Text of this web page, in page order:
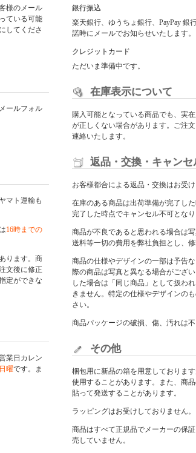
様のメール
ている可能
してくださ
ールフォル
マト運輸も
16時までの
ります。商
文後に修正
定ができな
業日カレン
曜です。ま
銀行振込
楽天銀行、ゆうちょ銀行、PayPay 銀
諾時にメールでお知らせいたします。
クレジットカード
ただいま準備中です。
在庫表示について
購入可能となっている商品でも、実
が正しくない場合があります。ご注
連絡いたします。
返品・交換・キャンセ
お客様都合による返品・交換はお受け
在庫のある商品は出荷準備が完了し
完了した時点でキャンセル不可となり
商品が不良であると思われる場合は
送料等一切の費用を弊社負担とし、
商品の仕様やデザインの一部は予告
際の商品は写真と異なる場合がござ
した場合は「同じ商品」として扱わ
きません。特定の仕様やデザインの
さい。
商品パッケージの破損、傷、汚れは不
その他
梱包用に新品の箱を用意しておりま
使用することがあります。また、商
貼って発送することがあります。
ラッピングはお受けしておりません。
商品はすべて正規品でメーカーの保
売していません。